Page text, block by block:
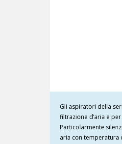
Gli aspiratori della
filtrazione d’aria e
Particolarmente
aria con temperatura